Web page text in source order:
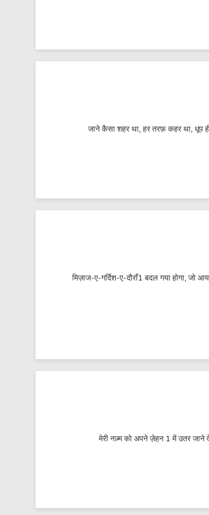
जाने कैसा शहर था, हर तरफ़ कहर था, धूप
मिज़ाज-ए-गर्दिश-ए-दौराँ1 बदल गया होगा,
मेरी नज़्म को अपने ज़ेहन 1 में उतर जाने